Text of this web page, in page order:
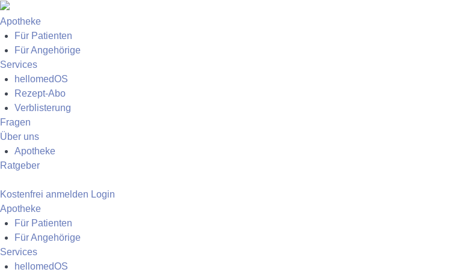
Apotheke
Für Patienten
Für Angehörige
Services
hellomedOS
Rezept-Abo
Verblisterung
Fragen
Über uns
Apotheke
Ratgeber
Kostenfrei anmelden Login
Apotheke
Für Patienten
Für Angehörige
Services
hellomedOS